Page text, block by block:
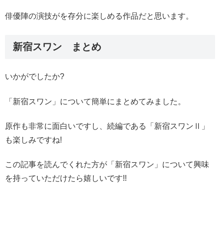
俳優陣の演技がを存分に楽しめる作品だと思います。
新宿スワン まとめ
いかがでしたか?
「新宿スワン」について簡単にまとめてみました。
原作も非常に面白いですし、続編である「新宿スワンⅡ」
も楽しみですね!
この記事を読んでくれた方が「新宿スワン」について興味
を持っていただけたら嬉しいです!!